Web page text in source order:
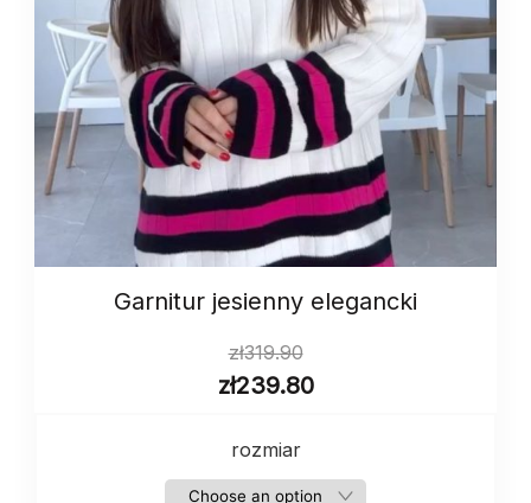
Garnitur jesienny elegancki
zł319.90
zł239.80
rozmiar